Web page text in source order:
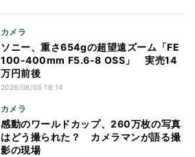
カメラ
ソニー、重さ654gの超望遠ズーム「FE
100-400mm F5.6-8 OSS」 実売14
万円前後
2026/08/05 18:14
カメラ
感動のワールドカップ、260万枚の写真
はどう撮られた？ カメラマンが語る撮
影の現場